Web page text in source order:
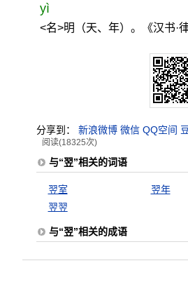
yì
<名>明（天、年）。《汉书·
分享到： 新浪微博 微信 QQ空间
阅读(18325次)
与“翌”相关的词语
翌室 翌年
翌翌
与“翌”相关的成语